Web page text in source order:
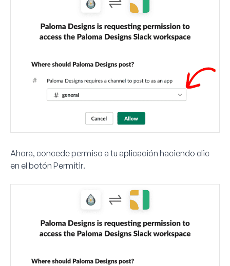
Ahora, concede permiso a tu aplicación haciendo clic
en el botón Permitir.